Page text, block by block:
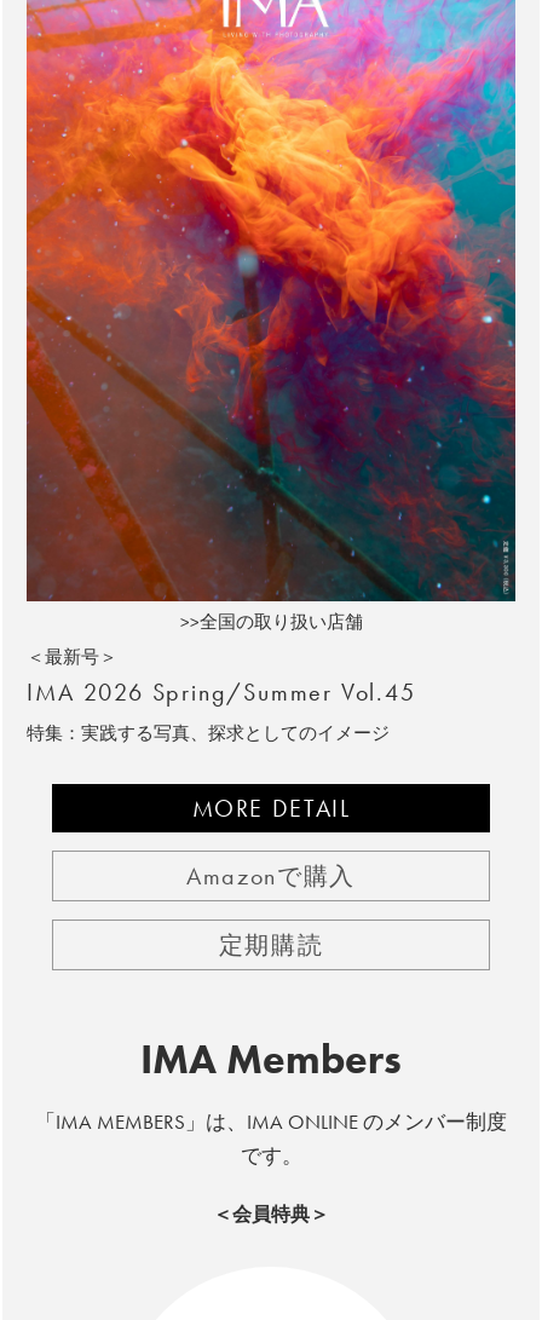
>>全国の取り扱い店舗
＜最新号＞
IMA 2026 Spring/Summer Vol.45
特集：実践する写真、探求としてのイメージ
MORE DETAIL
Amazonで購入
定期購読
IMA Members
「IMA MEMBERS」は、IMA ONLINE のメンバー制度
です。
＜会員特典＞